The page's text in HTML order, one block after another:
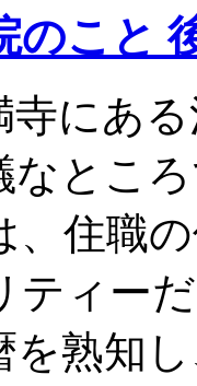
のこと
にある
なとこ
、住職
ティー
を熟知